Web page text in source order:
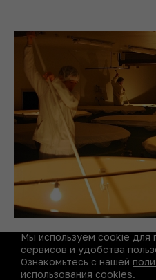
Мы используем cookie для
сервисов и удобства
Ознакомьтесь с нашей
использования cookies.